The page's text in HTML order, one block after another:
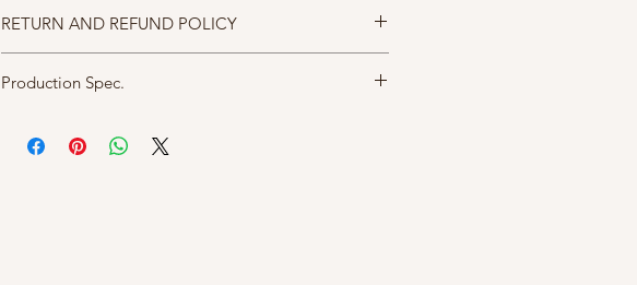
RETURN AND REFUND POLICY
仔細斟酌，因數量有限，售出後無法退換，敬請見諒。
Production Spec.
alpaca, 20% Nylon and 2% elastic nylon